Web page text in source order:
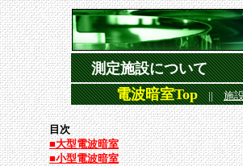
測定施設について
電波暗室Top||施
目次
■大型電波暗室
■小型電波暗室